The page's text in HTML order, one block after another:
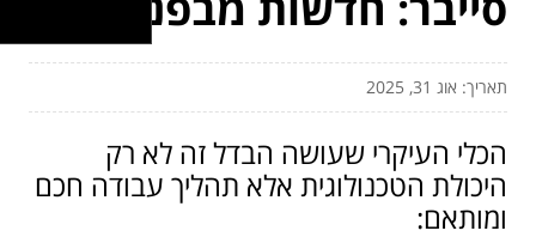
תאריך: אוג 31, 2025
הכלי העיקרי שעושה הבדל זה לא רק
היכולת הטכנולוגית אלא תהליך עבודה חכם
ומותאם: